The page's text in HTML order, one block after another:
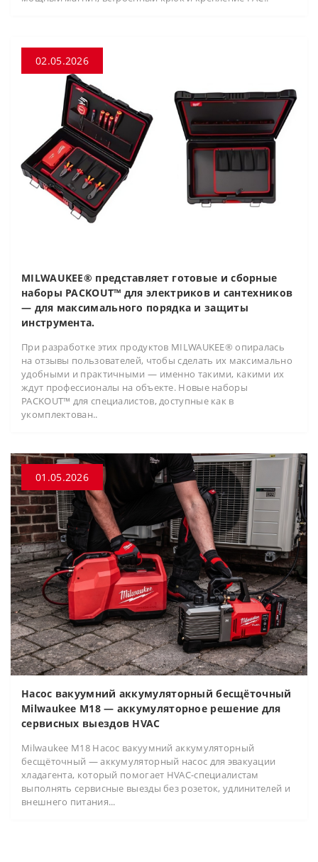
02.05.2026
MILWAUKEE® представляет готовые и сборные
наборы PACKOUT™ для электриков и сантехников
— для максимального порядка и защиты
инструмента.
При разработке этих продуктов MILWAUKEE® опиралась
на отзывы пользователей, чтобы сделать их максимально
удобными и практичными — именно такими, какими их
ждут профессионалы на объекте. Новые наборы
PACKOUT™ для специалистов, доступные как в
укомплектован..
01.05.2026
Насос вакуумний аккумуляторный бесщёточный
Milwaukee M18 — аккумуляторное решение для
сервисных выездов HVAC
Milwaukee M18 Насос вакуумний аккумуляторный
бесщёточный — аккумуляторный насос для эвакуации
хладагента, который помогает HVAC-специалистам
выполнять сервисные выезды без розеток, удлинителей и
внешнего питания...